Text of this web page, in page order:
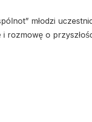
młodzi
rozmowę o